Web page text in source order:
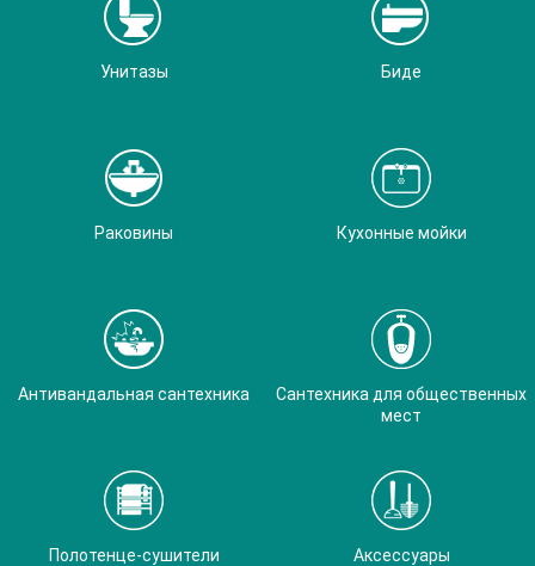
Унитазы Биде
Раковины Кухонные мойки
Антивандальная сантехника
Сантехника для общественных
мест
Полотенце-сушители Аксессуары